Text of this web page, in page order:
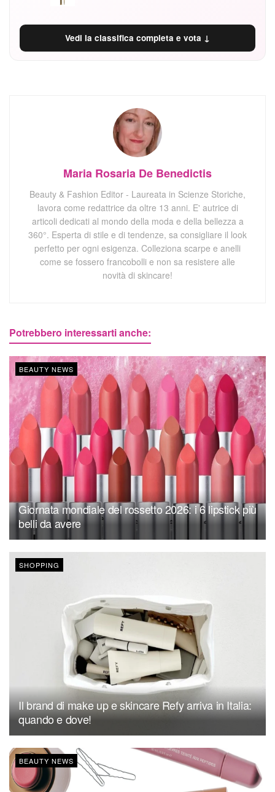
Vedi la classifica completa e vota ↓
Maria Rosaria De Benedictis
Beauty & Fashion Editor - Laureata in Scienze Storiche,
lavora come redattrice da oltre 13 anni. E' autrice di
articoli dedicati al mondo della moda e della bellezza a
360°. Esperta di stile e di tendenze, sa consigliare il look
perfetto per ogni esigenza. Colleziona scarpe e anelli
come se fossero francobolli e non sa resistere alle
novità di skincare!
Potrebbero interessarti anche:
BEAUTY NEWS
Giornata mondiale del rossetto 2026: i 6 lipstick più
belli da avere
SHOPPING
Il brand di make up e skincare Refy arriva in Italia:
quando e dove!
BEAUTY NEWS